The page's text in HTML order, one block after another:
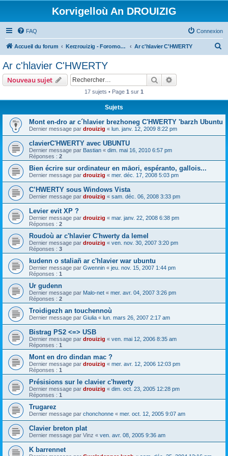
Korvigelloù An DROUIZIG
FAQ Connexion
Accueil du forum Kerzrouizig - Foromoù An Drouizig Ar c'hlavier C'HWERTY
Ar c'hlavier C'HWERTY
Nouveau sujet Rechercher
17 sujets • Page 1 sur 1
Sujets
Mont en-dro ar c´hlavier brezhoneg C'HWERTY 'barzh Ubuntu
Dernier message par drouizig « lun. janv. 12, 2009 8:22 pm
clavierC'HWERTY avec UBUNTU
Dernier message par Bastian « dim. mai 16, 2010 6:57 pm
Réponses : 2
Bien écrire sur ordinateur en māori, espéranto, gallois...
Dernier message par drouizig « mer. déc. 17, 2008 5:03 pm
C’HWERTY sous Windows Vista
Dernier message par drouizig « sam. déc. 06, 2008 3:33 pm
Levier evit XP ?
Dernier message par drouizig « mar. janv. 22, 2008 6:38 pm
Réponses : 2
Roudoù ar c'hlavier C'hwerty da lemel
Dernier message par drouizig « ven. nov. 30, 2007 3:20 pm
Réponses : 3
kudenn o staliañ ar c'hlavier war ubuntu
Dernier message par Gwennin « jeu. nov. 15, 2007 1:44 pm
Réponses : 1
Ur gudenn
Dernier message par Malo-net « mer. avr. 04, 2007 3:26 pm
Réponses : 2
Troidigezh an touchennoù
Dernier message par Giulia « lun. mars 26, 2007 2:17 am
Bistrag PS2 <=> USB
Dernier message par drouizig « ven. mai 12, 2006 8:35 am
Réponses : 1
Mont en dro dindan mac ?
Dernier message par drouizig « mer. avr. 12, 2006 12:03 pm
Réponses : 1
Présisions sur le clavier c'hwerty
Dernier message par drouizig « dim. oct. 23, 2005 12:28 pm
Réponses : 1
Trugarez
Dernier message par chonchonne « mer. oct. 12, 2005 9:07 am
Clavier breton plat
Dernier message par Vinz « ven. avr. 08, 2005 9:36 am
K barrennet